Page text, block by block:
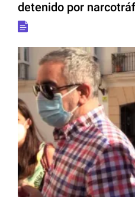
detenido por